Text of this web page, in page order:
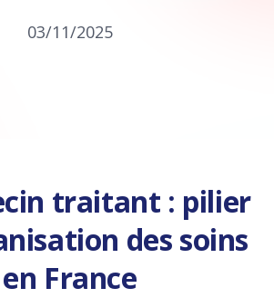
03/11/2025
traitant : pilier
des soins
en France